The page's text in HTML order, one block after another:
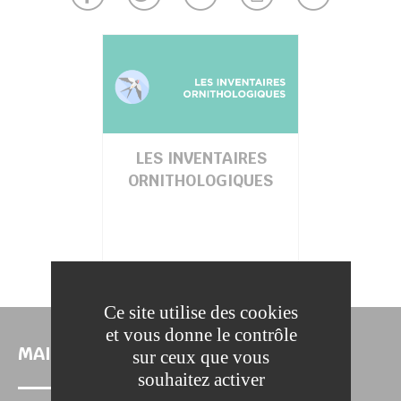
LES INVENTAIRES
ORNITHOLOGIQUES
MAIRIE DE LA FERTÉ-SOUS-JOUARRE
Ce site utilise des cookies
et vous donne le contrôle
sur ceux que vous
souhaitez activer